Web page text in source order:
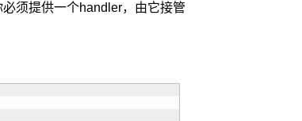
须提供一个handler，由它接管